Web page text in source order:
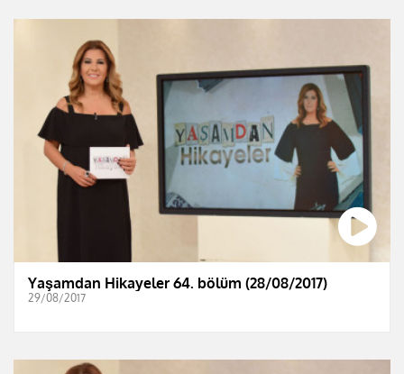
Yaşamdan Hikayeler 64. bölüm (28/08/2017)
29/08/2017